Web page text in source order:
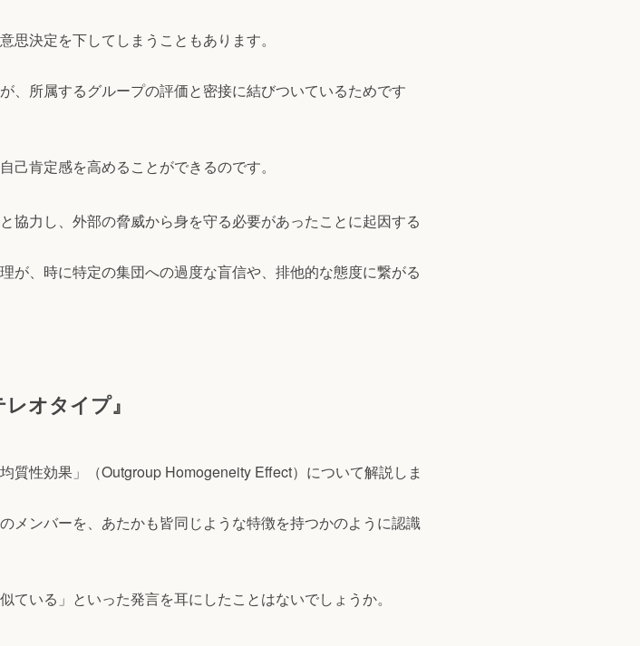
決定を下してしまうこともあります。
、所属するグループの評価と密接に結びついているためです
肯定感を高めることができるのです。
協力し、外部の脅威から身を守る必要があったことに起因する
が、時に特定の集団への過度な盲信や、排他的な態度に繋がる
オタイプ』
質性効果」（Outgroup Homogeneity Effect）について解説しま
メンバーを、あたかも皆同じような特徴を持つかのように認識
ている」といった発言を耳にしたことはないでしょうか。